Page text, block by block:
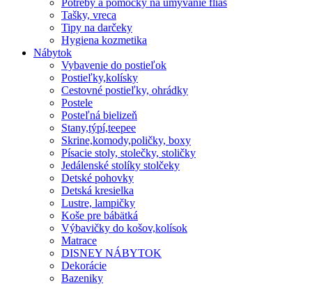
Tašky, vreca
Tipy na darčeky
Hygiena kozmetika
Nábytok
Vybavenie do postieľok
Postieľky,kolísky
Cestovné postieľky, ohrádky
Postele
Posteľná bielizeň
Stany,týpí,teepee
Skrine,komody,poličky, boxy
Písacie stoly, stolečky, stoličky
Jedálenské stolíky stolčeky
Detské pohovky
Detská kresielka
Lustre, lampičky
Koše pre bábätká
Výbavičky do košov,kolísok
Matrace
DISNEY NÁBYTOK
Dekorácie
Bazeniky